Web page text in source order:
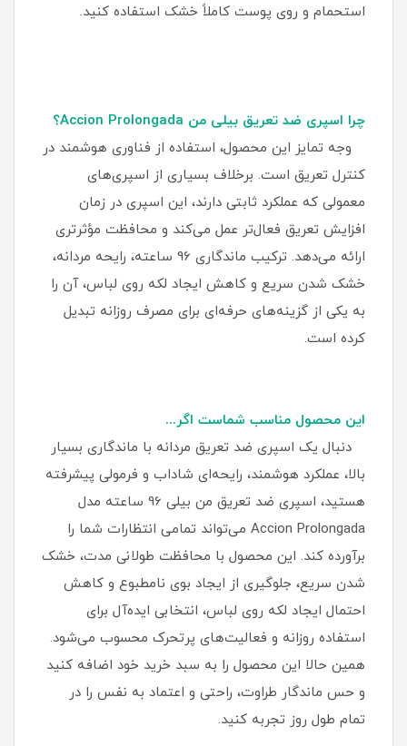
استحمام و روی پوست کاملاً خشک استفاده کنید.
چرا اسپری ضد تعریق بیلی من Accion Prolongada؟
وجه تمایز این محصول، استفاده از فناوری هوشمند در
کنترل تعریق است. برخلاف بسیاری از اسپری‌های
معمولی که عملکرد ثابتی دارند، این اسپری در زمان
افزایش تعریق فعال‌تر عمل می‌کند و محافظت مؤثرتری
ارائه می‌دهد. ترکیب ماندگاری 96 ساعته، رایحه مردانه،
خشک شدن سریع و کاهش ایجاد لکه روی لباس، آن را
به یکی از گزینه‌های حرفه‌ای برای مصرف روزانه تبدیل
کرده است.
این محصول مناسب شماست اگر...
دنبال یک اسپری ضد تعریق مردانه با ماندگاری بسیار
بالا، عملکرد هوشمند، رایحه‌ای شاداب و فرمولی پیشرفته
هستید، اسپری ضد تعریق من بیلی 96 ساعته مدل
Accion Prolongada می‌تواند تمامی انتظارات شما را
برآورده کند. این محصول با محافظت طولانی‌ مدت، خشک
شدن سریع، جلوگیری از ایجاد بوی نامطبوع و کاهش
احتمال ایجاد لکه روی لباس، انتخابی ایده‌آل برای
استفاده روزانه و فعالیت‌های پرتحرک محسوب می‌شود.
همین حالا این محصول را به سبد خرید خود اضافه کنید
و حس ماندگار طراوت، راحتی و اعتماد به‌ نفس را در
تمام طول روز تجربه کنید.